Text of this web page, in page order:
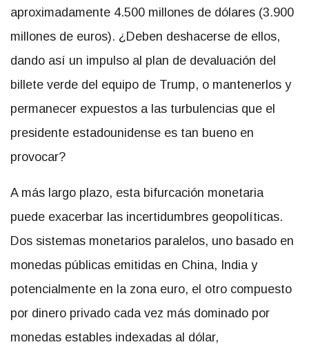
aproximadamente 4.500 millones de dólares (3.900
millones de euros). ¿Deben deshacerse de ellos,
dando así un impulso al plan de devaluación del
billete verde del equipo de Trump, o mantenerlos y
permanecer expuestos a las turbulencias que el
presidente estadounidense es tan bueno en
provocar?
A más largo plazo, esta bifurcación monetaria
puede exacerbar las incertidumbres geopolíticas.
Dos sistemas monetarios paralelos, uno basado en
monedas públicas emitidas en China, India y
potencialmente en la zona euro, el otro compuesto
por dinero privado cada vez más dominado por
monedas estables indexadas al dólar,